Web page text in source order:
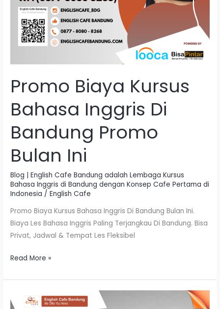
Promo Biaya Kursus
Bahasa Inggris Di
Bandung Promo
Bulan Ini
Blog | English Cafe Bandung adalah Lembaga Kursus
Bahasa Inggris di Bandung dengan Konsep Cafe Pertama di
Indonesia /English Cafe
Promo Biaya Kursus Bahasa Inggris Di Bandung Bulan Ini.
Biaya Les Bahasa Inggris Paling Terjangkau Di Bandung. Bisa
Privat, Jadwal & Tempat Les Fleksibel
Read More »
Kursus